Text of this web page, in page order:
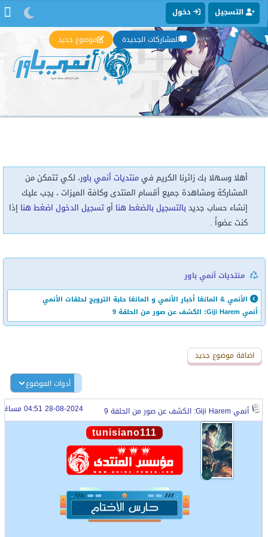
التسجيل دخول
المشاركات الجديدة موضوع جديد
أهلا وسهلا بك زائرنا الكريم فيمنتديات أنمي باور، لكي تتمكن من
المشاركة ومشاهدة جميع أقسام المنتدى وكافة الميزات ، يجب عليك
إنشاء حساب جديد بالتسجيل بالضغط هنا أوتسجيل الدخول اضغط هنا إذا
كنت عضواً .
منتديات أنمي باور
الأنمي & المانغا أخبار الأنمي و المانغا حلبة الترويج لحلقات الأنمي
أنمي Giji Harem: الكشف عن صور من الحلقة 9
اضافة رد جديد
اضافة موضوع جديد
أدوات الموضوع
أنمي Giji Harem: الكشف عن صور من الحلقة 9 28-08-2024 04:51 مساءً
tunisiano111